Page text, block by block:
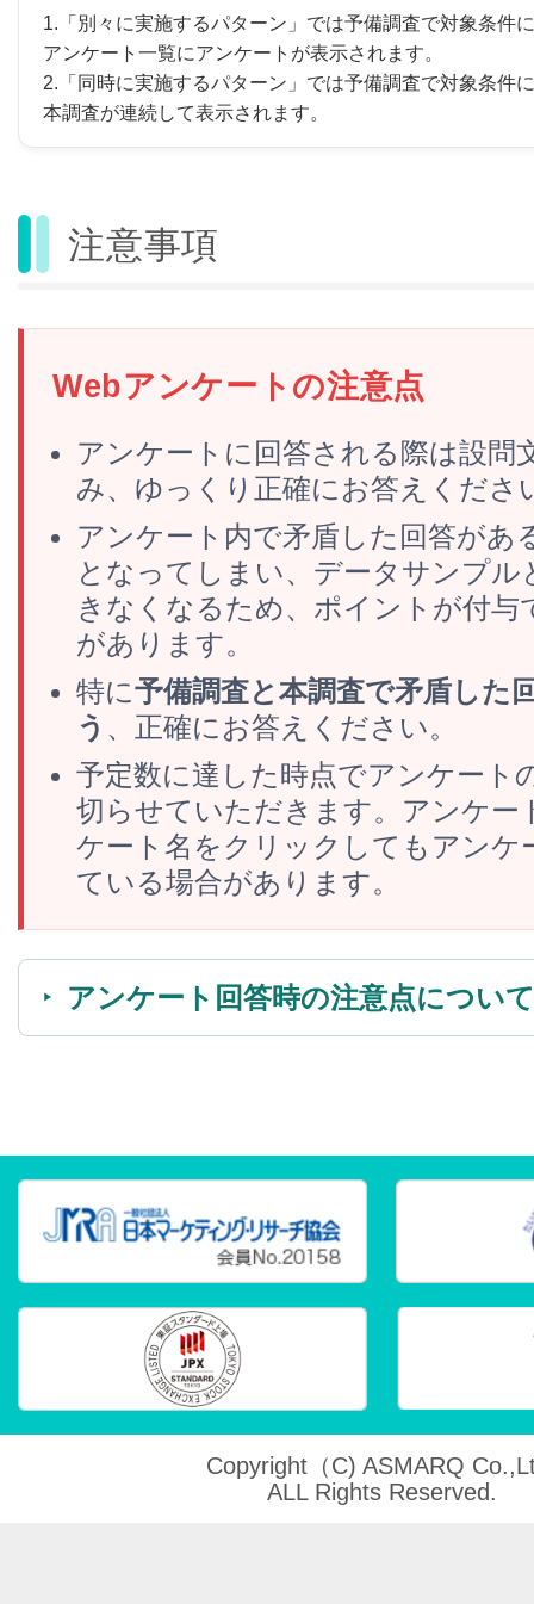
1.「別々に実施するパターン」では予備調査で対象条件
アンケート一覧にアンケートが表示されます。
2.「同時に実施するパターン」では予備調査で対象条件
本調査が連続して表示されます。
注意事項
Webアンケートの注意点
アンケートに回答される際は設問
み、ゆっくり正確にお答えくださ
アンケート内で矛盾した回答があ
となってしまい、データサンプル
きなくなるため、ポイントが付与
があります。
特に予備調査と本調査で矛盾した
う 、正確にお答えください。
予定数に達した時点でアンケート
切らせていただきます。アンケー
ケート名をクリックしてもアンケ
ている場合があります。
アンケート回答時の注意点につい
Copyright（C) ASMARQ
ALL Rights Reserved.